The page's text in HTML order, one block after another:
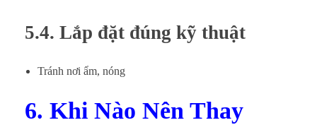
5.4. Lắp đặt đúng kỹ thuật
Tránh nơi ẩm, nóng
6. Khi Nào Nên Thay